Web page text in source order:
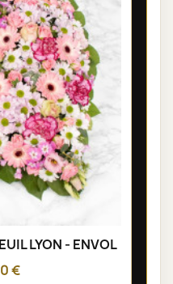
LYON - ENVOL
€